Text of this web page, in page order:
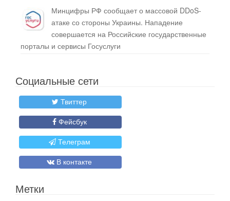
Минцифры РФ сообщает о массовой DDoS-
атаке со стороны Украины. Нападение
совершается на Российские государственные
порталы и сервисы Госуслуги
Социальные сети
Твиттер
Фейсбук
Телеграм
В контакте
Метки